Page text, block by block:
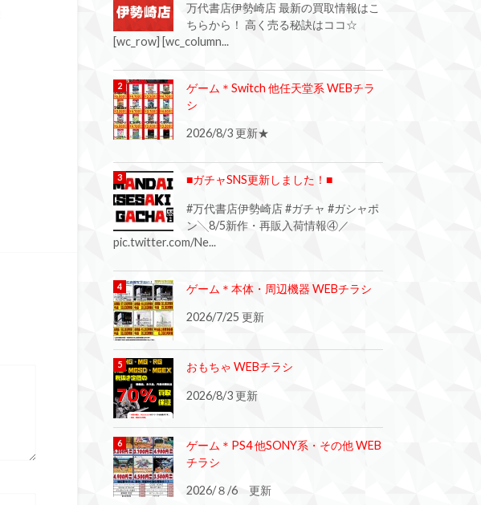
万代書店伊勢崎店 最新の買取情報はこ
ちらから！ 高く売る秘訣はココ☆
[wc_row] [wc_column...
ゲーム＊Switch 他任天堂系 WEBチラ
シ
2026/8/3 更新★
■ガチャSNS更新しました！■
#万代書店伊勢崎店 #ガチャ #ガシャポ
ン╲8/5新作・再販入荷情報④／
pic.twitter.com/Ne...
ゲーム＊本体・周辺機器 WEBチラシ
2026/7/25 更新
おもちゃ WEBチラシ
2026/8/3 更新
ゲーム＊PS4 他SONY系・その他 WEB
チラシ
2026/８/6 更新